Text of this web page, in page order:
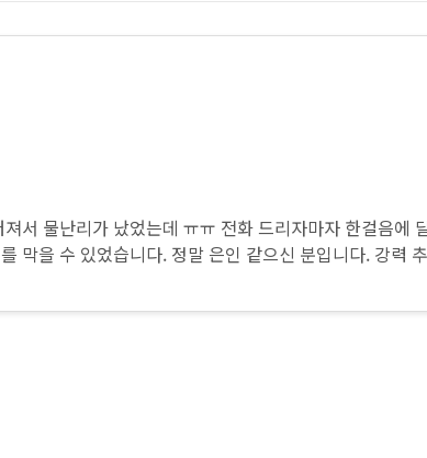
서 물난리가 났었는데 ㅠㅠ 전화 드리자마자 한걸음에
막을 수 있었습니다. 정말 은인 같으신 분입니다. 강력